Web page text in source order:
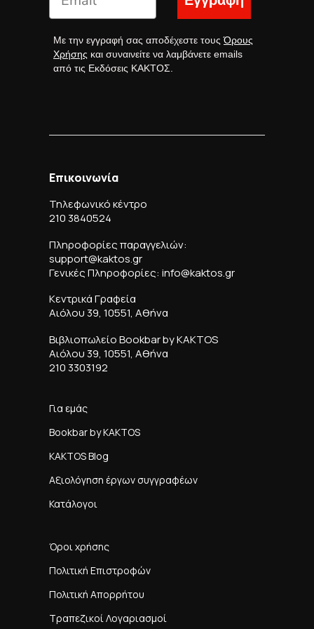
Με την εγγραφή σας αποδέχεστε τουςΌρους
Χρήσης και συναινείτε να λαμβάνετε emails
από τις Εκδόσεις ΚΑΚΤΟΣ.
Επικοινωνία
Τηλεφωνικό κέντρο
210 3840524
Πληροφορίες παραγγελιών:
support@kaktos.gr
Γενικές Πληροφορίες: info@kaktos.gr
Κεντρικά Γραφεία
Αιόλου 39, 10551, Αθήνα
Βιβλιοπωλείο Bookbar by KAKTOS
Αιόλου 39, 10551, Αθήνα
210 3303192
Για εμάς
Bookbar by KAKTOS
KAKTOS Blog
Αξιολόγηση έργων συγγραφέων
Κατάλογοι
Όροι χρήσης
Πολιτική Επιστροφών
Πολιτική Απορρήτου
Τραπεζικοί Λογαριασμοί